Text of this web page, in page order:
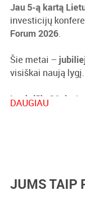
Jau 5-ą kartą
investicijų
Forum 2026
Šie metai –
visiškai naują lygį.
Lapkričio 19 d.
3 pagrindinės
DAUGIAU
JUMS TAIP